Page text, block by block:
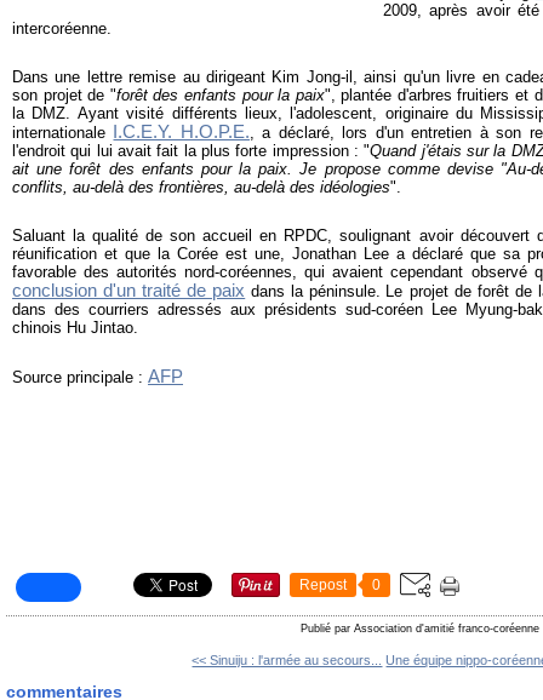
2009, après avoir
intercoréenne.
Dans une lettre remise au dirigeant Kim Jong-il, ainsi qu'un livre en
son projet de "forêt des enfants pour la paix", plantée d'arbres fruitiers et
la DMZ. Ayant visité différents lieux, l'adolescent, originaire du
internationale
I.C.E.Y. H.O.P.E., a déclaré, lors d'un entretien à son
l'endroit qui lui avait fait la plus forte impression : "Quand j'étais sur la
ait une forêt des enfants pour la paix. Je propose comme devise "Au-
conflits, au-delà des frontières, au-delà des idéologies".
Saluant la qualité de son accueil en RPDC, soulignant avoir découvert
réunification et que la Corée est une, Jonathan Lee a déclaré que sa
favorable des autorités nord-coréennes, qui avaient cependant observé
conclusion d'un traité de paix dans la péninsule. Le projet de forêt de
dans des courriers adressés aux présidents sud-coréen Lee Myung-
chinois Hu Jintao.
Source principale : AFP
Repost 0
Publié par Association d'amitié franco-coréenne
<< Sinuiju : l'armée au secours... Une équipe nippo-
commentaires